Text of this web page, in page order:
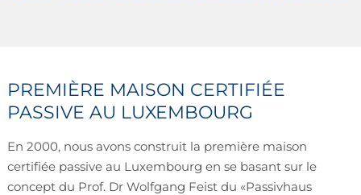
PREMIÈRE MAISON CERTIFIÉE
PASSIVE AU LUXEMBOURG
En 2000, nous avons construit la première maison
certifiée passive au Luxembourg en se basant sur le
concept du Prof. Dr Wolfgang Feist du «Passivhaus